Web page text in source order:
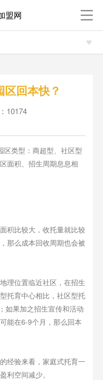
盟网
回本快？
10174
区类型：商超型、社区型
面积、招生周期息息相
积比较大，收托量就比较
那么成本回收周期也会被
理位置临近社区，在招生
托育中心相比，社区型托
如果加之招生宣传和活动
能在6-9个月，那么回本
经验来看，家庭式托育一
利空间减少。